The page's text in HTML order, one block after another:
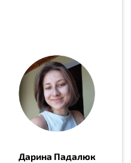
Дарина Падалюк